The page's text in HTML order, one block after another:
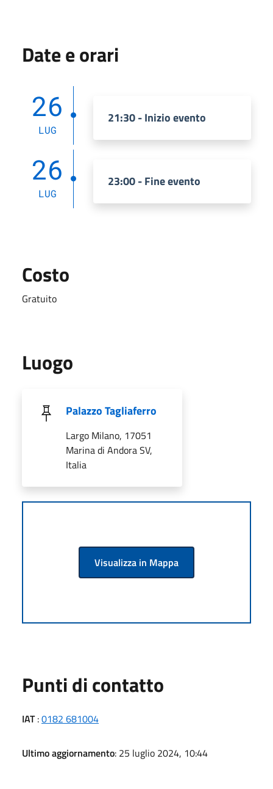
Date e orari
26
LUG
21:30 - Inizio evento
26
LUG
23:00 - Fine evento
Costo
Gratuito
Luogo
Palazzo Tagliaferro
Largo Milano, 17051
Marina di Andora SV,
Italia
Visualizza in Mappa
Punti di contatto
IAT:0182 681004
Ultimo aggiornamento: 25 luglio 2024, 10:44